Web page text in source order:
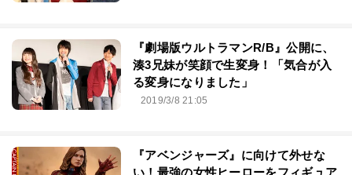
『劇場版ウルトラマンR/B』公開に、
湊3兄妹が笑顔で生変身！「気合が入
る変身になりました」
2019/3/8 21:05
『アベンジャーズ』に向けて外せな